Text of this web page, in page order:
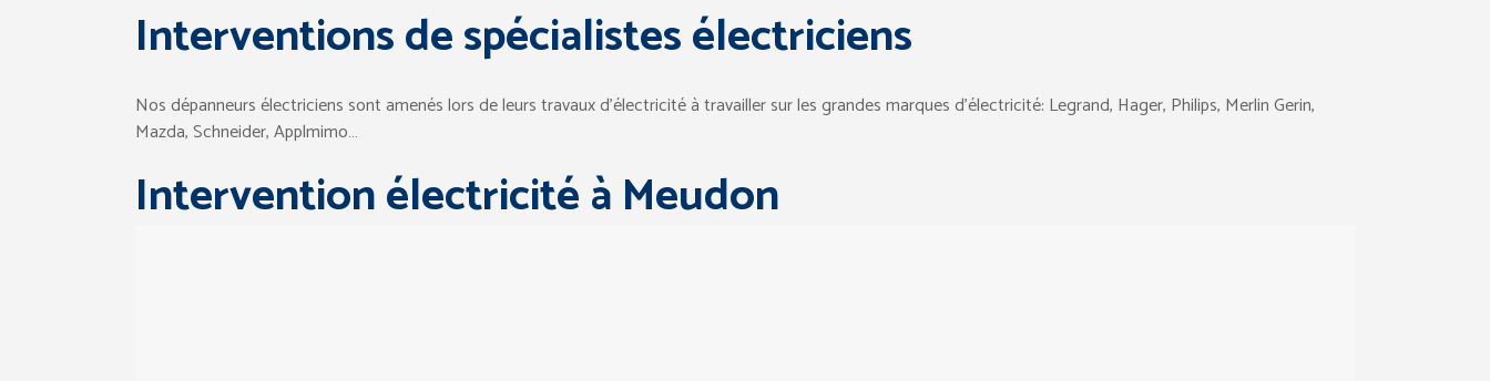
Interventions de spécialistes électriciens
Nos dépanneurs électriciens sont amenés lors de leurs travaux d’électricité à travailler sur les grandes marques d’électricité: Legrand, Hager, Philips, Merlin Gerin,
Mazda, Schneider, Applmimo…
Intervention électricité à Meudon